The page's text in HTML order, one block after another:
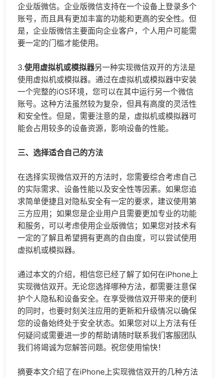
企业版微信。企业版微信支持在一个设备上登录多个
账号，而且具有更加丰富的功能和更高的安全性。但
是，企业版微信主要面向企业客户，个人用户可能需
要一定的门槛才能使用。
3.使用虚拟机或模拟器另一种实现微信双开的方法是
使用虚拟机或模拟器。通过在虚拟机或模拟器中安装
一个完整的iOS环境，您可以在其中运行另一个微信
账号。这种方法虽然较为复杂，但具有高度的灵活性
和安全性。但是，需要注意的是，虚拟机或模拟器可
能会占用较多的设备资源，影响设备的性能。
三、选择适合自己的方法
在选择实现微信双开的方法时，您需要综合考虑自己
的实际需求、设备性能以及安全性等因素。如果您追
求简单便捷且对隐私安全有一定的要求，建议使用第
三方应用；如果您是企业用户且需要更加专业的功能
和服务，可以考虑使用企业版微信；如果您对技术有
一定的了解且希望拥有更高的自由度，可以尝试使用
虚拟机或模拟器。
通过本文的介绍，相信您已经了解了如何在iPhone上
实现微信双开。无论您选择哪种方法，都需要注意保
护个人隐私和设备安全。在享受微信双开带来的便利
的同时，也要时刻关注应用的更新和升级情况以确保
您的设备始终处于安全状态。如果您对以上方法有任
何疑问或需要进一步的帮助请随时联系我们客服团队
我们将竭诚为您解答问题。祝您使用愉快！
摘要本文介绍了在iPhone上实现微信双开的几种方法